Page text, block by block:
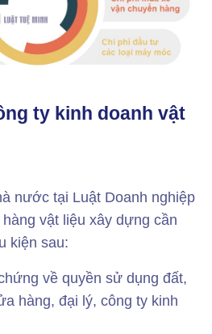
ty kinh doanh vật
nước tại Luật Doanh nghiệp
vật liệu xây dựng cần
kiện sau:
về quyền sử dụng đất,
hàng, đại lý, công ty kinh